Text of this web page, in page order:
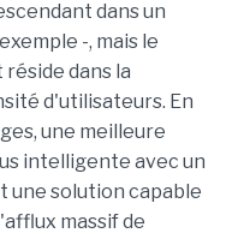
dans un
-, mais le
dans la
d'utilisateurs. En
une meilleure
intelligente avec un
une solution capable
massif de